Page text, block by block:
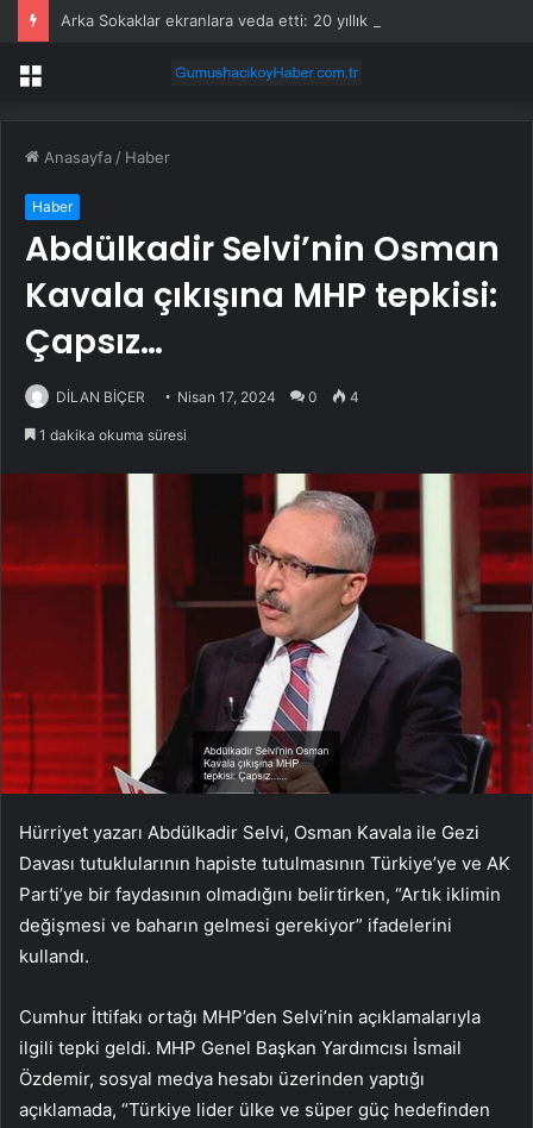
Menü
Anasayfa / Haber
Haber
Abdülkadir Selvi’nin Osman
Kavala çıkışına MHP tepkisi:
Çapsız…
DİLAN BİÇER Nisan 17, 2024 0 4
1 dakika okuma süresi
Hürriyet yazarı Abdülkadir Selvi, Osman Kavala ile Gezi
Davası tutuklularının hapiste tutulmasının Türkiye’ye ve AK
Parti’ye bir faydasının olmadığını belirtirken, “Artık iklimin
değişmesi ve baharın gelmesi gerekiyor” ifadelerini
kullandı.
Cumhur İttifakı ortağı MHP’den Selvi’nin açıklamalarıyla
ilgili tepki geldi. MHP Genel Başkan Yardımcısı İsmail
Özdemir, sosyal medya hesabı üzerinden yaptığı
açıklamada, “Türkiye lider ülke ve süper güç hedefinden